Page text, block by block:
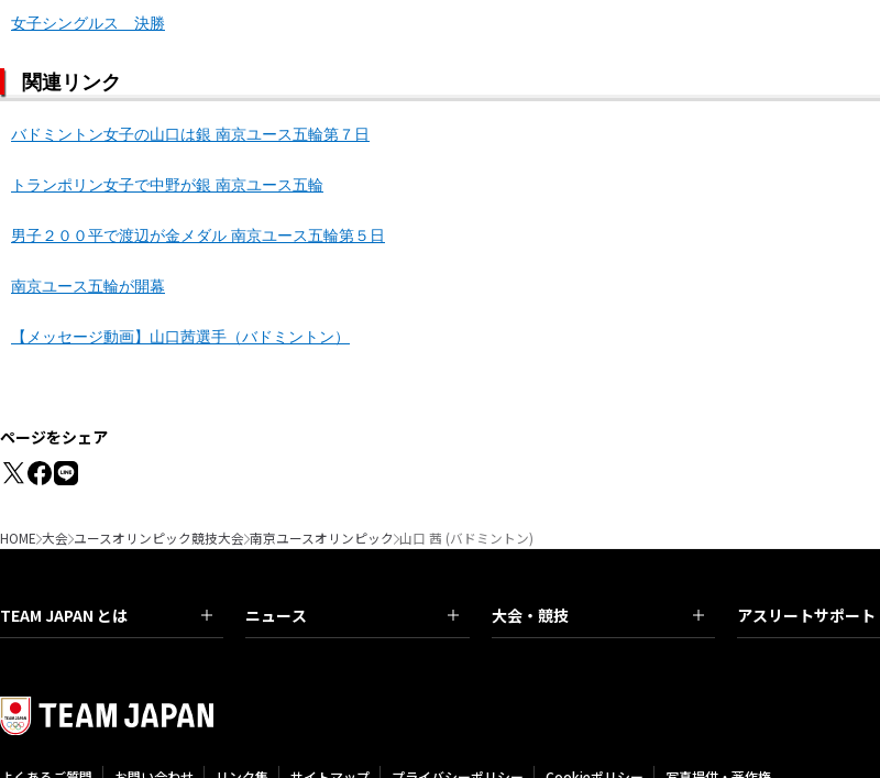
女子シングルス 決勝
関連リンク
バドミントン女子の山口は銀 南京ユース五輪第７日
トランポリン女子で中野が銀 南京ユース五輪
男子２００平で渡辺が金メダル 南京ユース五輪第５日
南京ユース五輪が開幕
【メッセージ動画】山口茜選手（バドミントン）
ページをシェア
HOME 大会 ユースオリンピック競技大会 南京ユースオリンピック 山口 茜 (バドミントン)
TEAM JAPAN とは ニュース 大会・競技 アスリートサポート